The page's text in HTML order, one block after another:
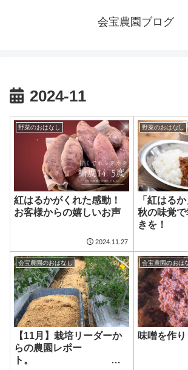
会宝農園ブログ
2024-11
野菜のおはなし
紅はるかがくれた感動！
お客様からの嬉しいお声
2024.11.27
野菜のおはなし
「紅はる
秋の味覚
きを！
会宝農園のおはなし
【11月】栽培リーダーか
らの農園レポー
ト。
会宝農園のおは
味噌を作